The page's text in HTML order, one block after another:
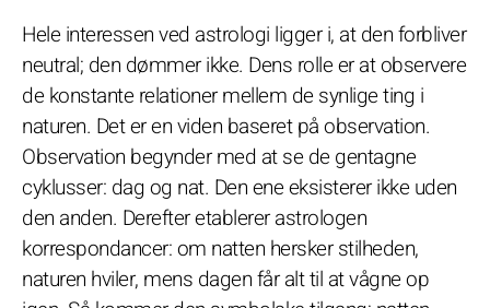
Hele interessen ved astrologi ligger i, at den forbliver
neutral; den dømmer ikke. Dens rolle er at observere
de konstante relationer mellem de synlige ting i
naturen. Det er en viden baseret på observation.
Observation begynder med at se de gentagne
cyklusser: dag og nat. Den ene eksisterer ikke uden
den anden. Derefter etablerer astrologen
korrespondancer: om natten hersker stilheden,
naturen hviler, mens dagen får alt til at vågne op